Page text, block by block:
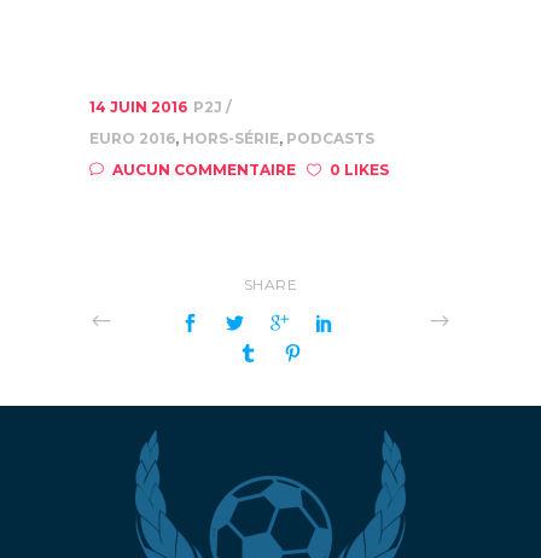
14 JUIN 2016 P2J
EURO 2016, HORS-SÉRIE, PODCASTS
AUCUN COMMENTAIRE
0 LIKES
SHARE